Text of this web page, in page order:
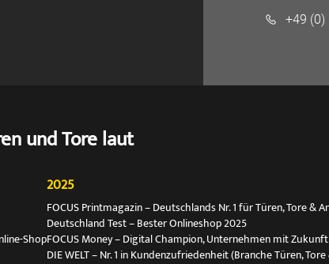
+49 (0)
und Tore laut
Shop
2025
FOCUS Printmagazin – Deutschlands Nr. 1 für Türen, Tore &
Deutschland Test – Bester Onlineshop 2025
FOCUS Money – Digital Champion, Unternehmen mit Zukunft
DIE WELT – Nr. 1 in Kundenzufriedenheit (Branche Türen,